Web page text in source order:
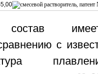
состав
с